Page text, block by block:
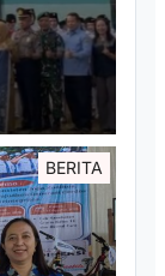
BERITA